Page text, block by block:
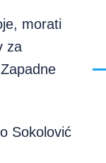
morati
za
Sokolović